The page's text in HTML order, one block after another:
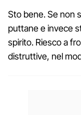
Sto bene. Se non
puttane e invece
spirito. Riesco a
distruttive, nel